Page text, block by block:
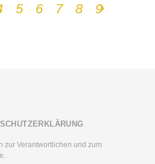
5 6 7 8
9
zur Verantwortlichen und zum